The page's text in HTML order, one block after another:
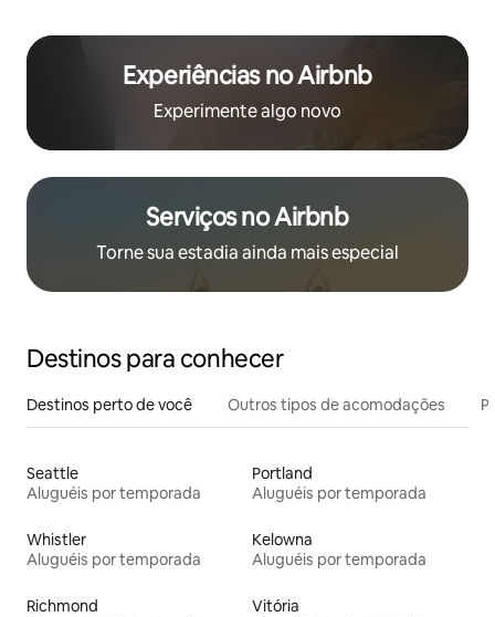
Experiências no Airbnb
Experimente algo novo
Serviços no Airbnb
Torne sua estadia ainda mais especial
Destinos para conhecer
Destinos perto de você Outros tipos de acomodações
Seattle
Aluguéis por temporada
Portland
Aluguéis por temporada
Whistler
Aluguéis por temporada
Kelowna
Aluguéis por temporada
Richmond
Vitória